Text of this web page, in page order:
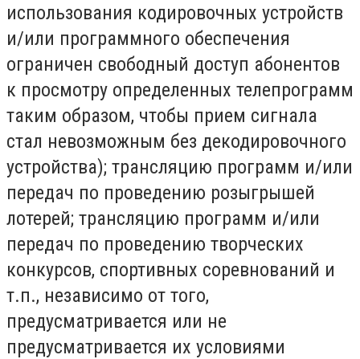
использования кодировочных устройств
и/или программного обеспечения
ограничен свободный доступ абонентов
к просмотру определенных телепрограмм
таким образом, чтобы прием сигнала
стал невозможным без декодировочного
устройства); трансляцию программ и/или
передач по проведению розыгрышей
лотерей; трансляцию программ и/или
передач по проведению творческих
конкурсов, спортивных соревнований и
т.п., независимо от того,
предусматривается или не
предусматривается их условиями